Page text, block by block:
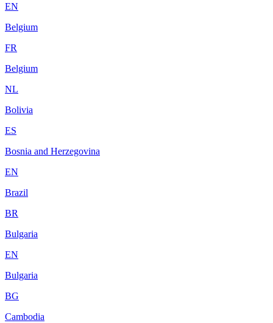
EN
Belgium
FR
Belgium
NL
Bolivia
ES
Bosnia and Herzegovina
EN
Brazil
BR
Bulgaria
EN
Bulgaria
BG
Cambodia